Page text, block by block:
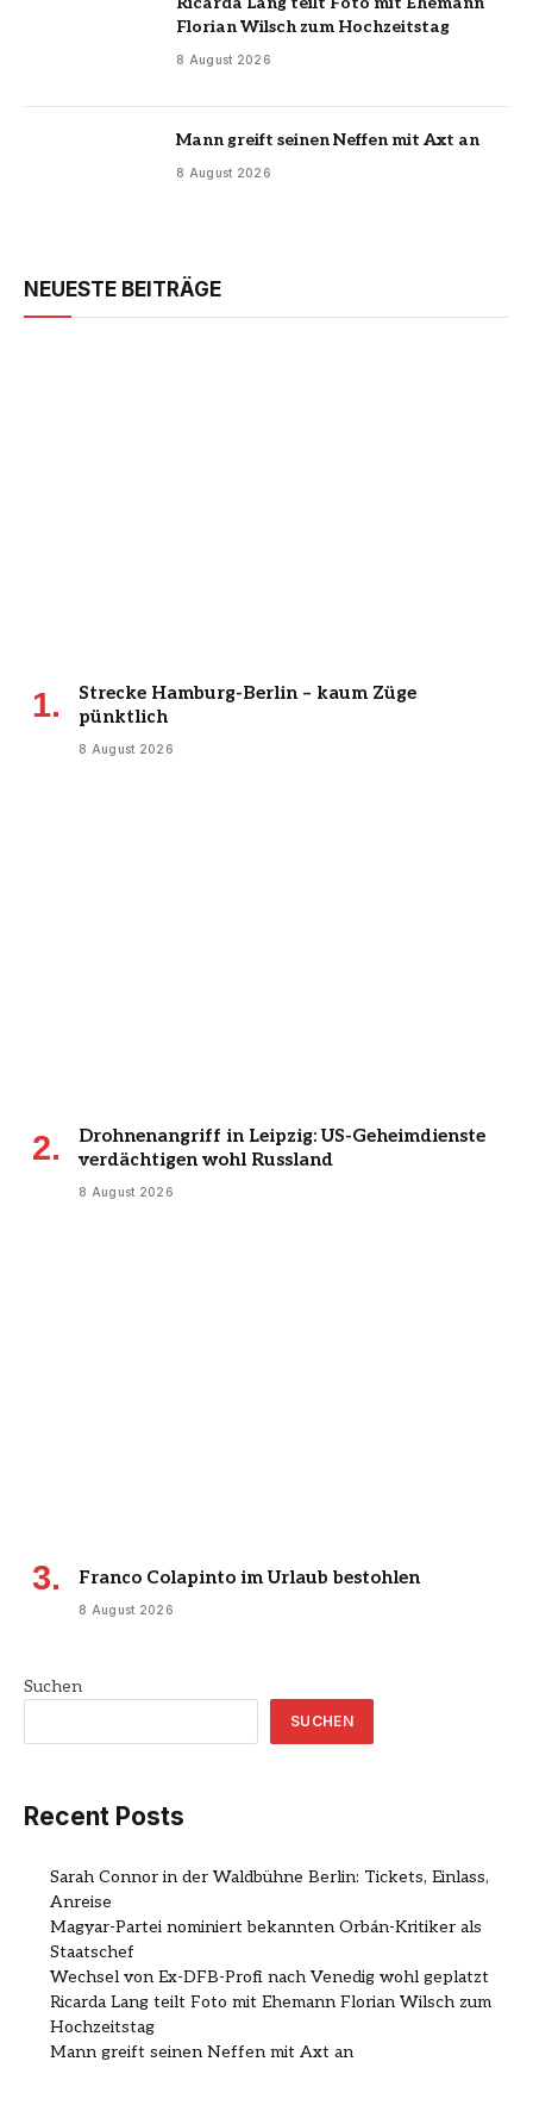
Florian Wilsch zum Hochzeitstag
8 August 2026
Mann greift seinen Neffen mit Axt an
8 August 2026
NEUESTE BEITRÄGE
Strecke Hamburg-Berlin – kaum Züge
pünktlich
8 August 2026
Drohnenangriff in Leipzig: US-Geheimdienste
verdächtigen wohl Russland
8 August 2026
Franco Colapinto im Urlaub bestohlen
8 August 2026
Suchen
SUCHEN
Recent Posts
Sarah Connor in der Waldbühne Berlin: Tickets, Einlass,
Anreise
Magyar-Partei nominiert bekannten Orbán-Kritiker als
Staatschef
Wechsel von Ex-DFB-Profi nach Venedig wohl geplatzt
Ricarda Lang teilt Foto mit Ehemann Florian Wilsch zum
Hochzeitstag
Mann greift seinen Neffen mit Axt an